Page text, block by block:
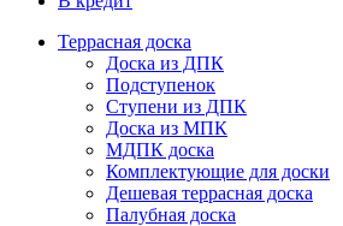
Террасная доска
Доска из ДПК
Подступенок
Ступени из ДПК
Доска из МПК
МДПК доска
Комплектующие для доски
Дешевая террасная доска
Палубная доска